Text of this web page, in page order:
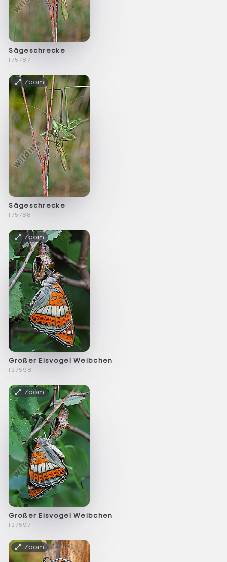
Sägeschrecke
f75787
Zoom
Sägeschrecke
f75788
Zoom
Großer Eisvogel Weibchen
f27598
Zoom
Großer Eisvogel Weibchen
f27597
Zoom